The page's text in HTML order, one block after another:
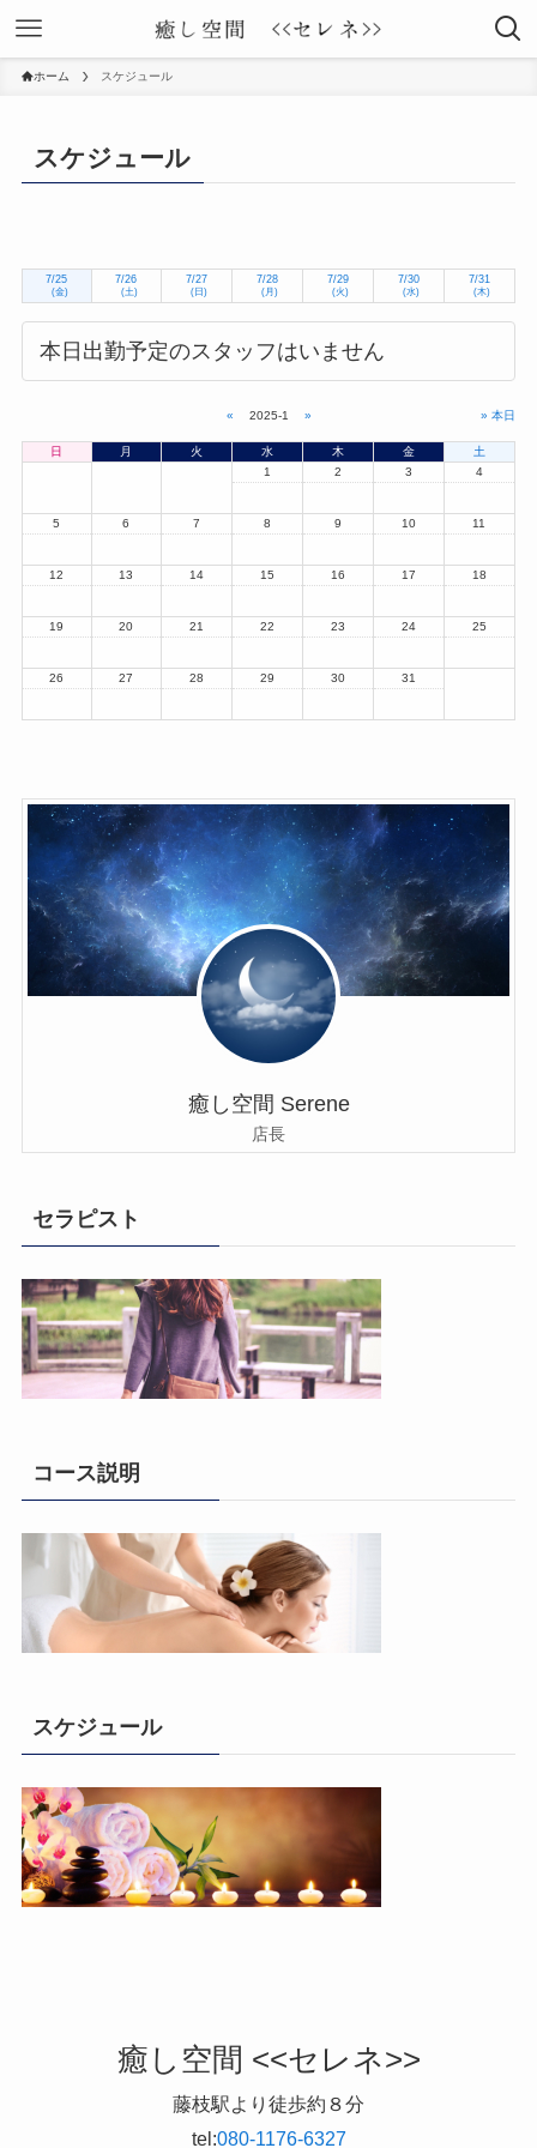
ホーム スケジュール
スケジュール
7/25
(金)
7/26
(土)
7/27
(日)
7/28
(月)
7/29
(火)
7/30
(水)
7/31
(木)
本日出勤予定のスタッフはいません
« 2025-1 » » 本日
日 月 火 水 木 金
土
1
2 3 4
5 6 7 8 9 10 11
12 13 14 15 16 17 18
19 20 21 22 23 24 25
26 27 28 29 30 31
癒し空間 Serene
店長
セラピスト
コース説明
スケジュール
癒し空間 <<セレネ>>
藤枝駅より徒歩約８分
tel:080-1176-6327